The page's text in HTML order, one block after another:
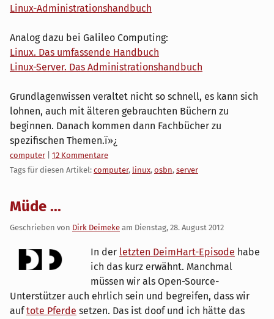
Linux-Administrationshandbuch
Analog dazu bei Galileo Computing:
Linux. Das umfassende Handbuch
Linux-Server. Das Administrationshandbuch
Grundlagenwissen veraltet nicht so schnell, es kann sich
lohnen, auch mit älteren gebrauchten Büchern zu
beginnen. Danach kommen dann Fachbücher zu
spezifischen Themen.ï»¿
Kategorien:
computer
12 Kommentare
Tags für diesen Artikel: computer, linux, osbn, server
Müde ...
Geschrieben von Dirk Deimeke am Dienstag, 28. August 2012
In der letzten DeimHart-Episode habe
ich das kurz erwähnt. Manchmal
müssen wir als Open-Source-
Unterstützer auch ehrlich sein und begreifen, dass wir
auftote Pferde setzen. Das ist doof und ich hätte das